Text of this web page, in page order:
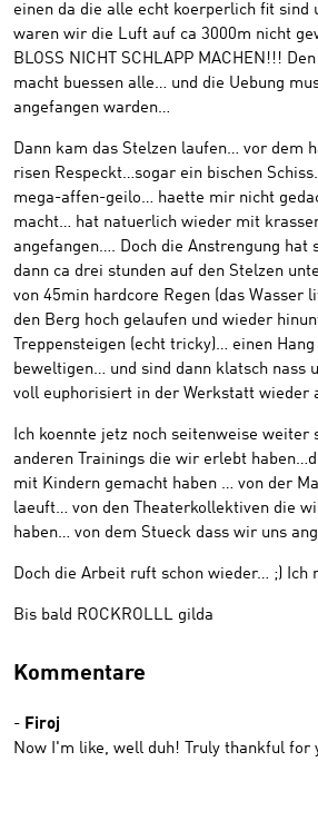
einen da die alle echt koerperlich fit sind
waren wir die Luft auf ca 3000m nicht
BLOSS NICHT SCHLAPP MACHEN!!!
macht buessen alle… und die Uebung
angefangen warden…
Dann kam das Stelzen laufen… vor dem
risen Respeckt…sogar ein bischen
mega-affen-geilo… haette mir nicht
macht… hat natuerlich wieder mit
angefangen…. Doch die Anstrengung hat
dann ca drei stunden auf den Stelzen
von 45min hardcore Regen (das Wasser
den Berg hoch gelaufen und wieder
Treppensteigen (echt tricky)… einen
beweltigen… und sind dann klatsch nass
voll euphorisiert in der Werkstatt wieder
Ich koennte jetz noch seitenweise weiter
anderen Trainings die wir erlebt
mit Kindern gemacht haben … von der
laeuft… von den Theaterkollektiven die
haben… von dem Stueck dass wir uns
Doch die Arbeit ruft schon wieder… ;) Ich
Bis bald ROCKROLLL gilda
Kommentare
- Firoj
Now I'm like, well duh! Truly thankful for